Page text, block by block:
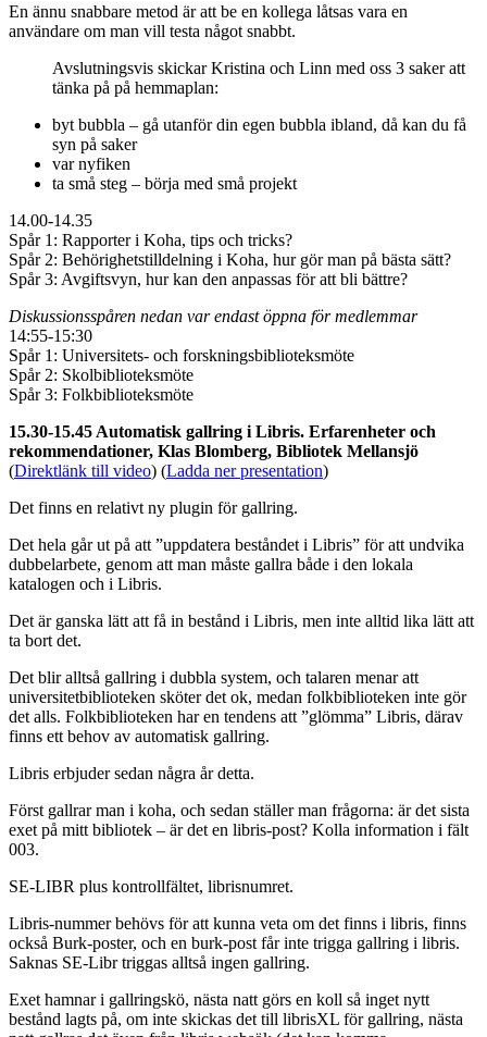
En ännu snabbare metod är att be en kollega låtsas vara en
användare om man vill testa något snabbt.
Avslutningsvis skickar Kristina och Linn med oss 3 saker att
tänka på på hemmaplan:
byt bubbla – gå utanför din egen bubbla ibland, då kan du få
syn på saker
var nyfiken
ta små steg – börja med små projekt
14.00-14.35
Spår 1: Rapporter i Koha, tips och tricks?
Spår 2: Behörighetstilldelning i Koha, hur gör man på bästa sätt?
Spår 3: Avgiftsvyn, hur kan den anpassas för att bli bättre?
Diskussionsspåren nedan var endast öppna för medlemmar
14:55-15:30
Spår 1: Universitets- och forskningsbiblioteksmöte
Spår 2: Skolbiblioteksmöte
Spår 3: Folkbiblioteksmöte
15.30-15.45 Automatisk gallring i Libris. Erfarenheter och
rekommendationer, Klas Blomberg, Bibliotek Mellansjö
(Direktlänk till video) (Ladda ner presentation)
Det finns en relativt ny plugin för gallring.
Det hela går ut på att ”uppdatera beståndet i Libris” för att undvika
dubbelarbete, genom att man måste gallra både i den lokala
katalogen och i Libris.
Det är ganska lätt att få in bestånd i Libris, men inte alltid lika lätt att
ta bort det.
Det blir alltså gallring i dubbla system, och talaren menar att
universitetbiblioteken sköter det ok, medan folkbiblioteken inte gör
det alls. Folkbiblioteken har en tendens att ”glömma” Libris, därav
finns ett behov av automatisk gallring.
Libris erbjuder sedan några år detta.
Först gallrar man i koha, och sedan ställer man frågorna: är det sista
exet på mitt bibliotek – är det en libris-post? Kolla information i fält
003.
SE-LIBR plus kontrollfältet, librisnumret.
Libris-nummer behövs för att kunna veta om det finns i libris, finns
också Burk-poster, och en burk-post får inte trigga gallring i libris.
Saknas SE-Libr triggas alltså ingen gallring.
Exet hamnar i gallringskö, nästa natt görs en koll så inget nytt
bestånd lagts på, om inte skickas det till librisXL för gallring, nästa